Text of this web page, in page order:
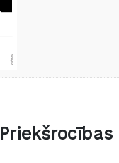
Priekšrocības